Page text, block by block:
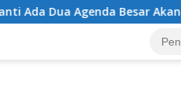
Besar Akan Kita Laksanakan